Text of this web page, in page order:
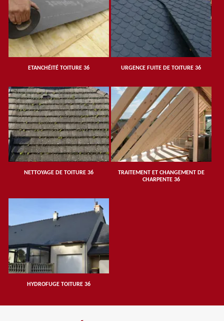
ETANCHÉITÉ TOITURE 36 URGENCE FUITE DE TOITURE 36
NETTOYAGE DE TOITURE 36
TRAITEMENT ET CHANGEMENT DE
CHARPENTE 36
HYDROFUGE TOITURE 36